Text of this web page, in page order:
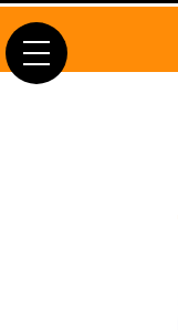
toggle